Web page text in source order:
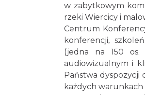
w zabytkowym
rzeki Wiercicy i
Centrum
konferencji,
(jedna na 150 os.
audiowizualnym i
Państwa dyspozycji
każdych